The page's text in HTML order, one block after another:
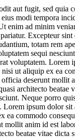
aut fugit, sed
modi tempora
enim ad minim
Excepteur
totam rem
sequi
voluptatem.
ut aliquip ex ea
deserunt
architecto
Neque porro
ipsum dolor
commodo
anim id est
beatae vitae dicta